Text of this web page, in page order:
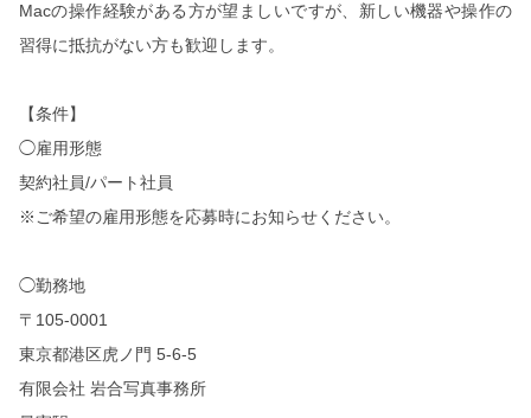
Macの操作経験がある方が望ましいですが、新しい機器や操作の
習得に抵抗がない方も歓迎します。
【条件】
◯雇用形態
契約社員/パート社員
※ご希望の雇用形態を応募時にお知らせください。
◯勤務地
〒 105-0001
東京都港区⻁ノ門 5-6-5
有限会社 岩合写真事務所